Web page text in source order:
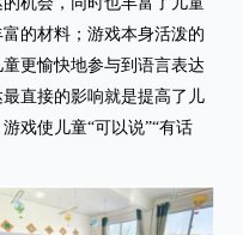
的材料；游戏本身活泼的
更愉快地参与到语言表达
直接的影响就是提高了儿
戏使儿童“可以说”“有话